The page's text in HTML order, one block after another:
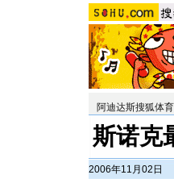
阿迪达斯搜狐体育
斯诺克
2006年11月02日